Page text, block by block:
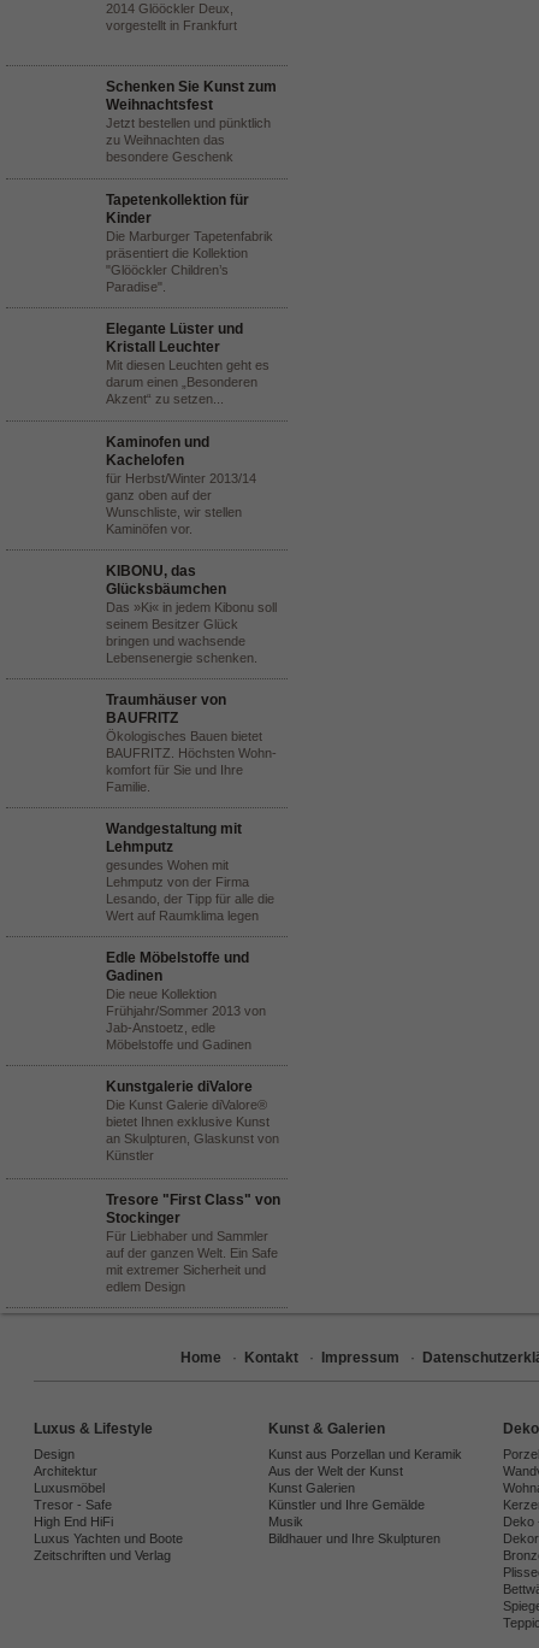
2014 Glööckler Deux,
vorgestellt in Frankfurt
Schenken Sie Kunst zum
Weihnachtsfest
Jetzt bestellen und pünktlich
zu Weihnachten das
besondere Geschenk
Tapetenkollektion für
Kinder
Die Marburger Tapetenfabrik
präsentiert die Kollektion
"Glööckler Children’s
Paradise".
Elegante Lüster und
Kristall Leuchter
Mit diesen Leuchten geht es
darum einen „Besonderen
Akzent“ zu setzen...
Kaminofen und
Kachelofen
für Herbst/Winter 2013/14
ganz oben auf der
Wunschliste, wir stellen
Kaminöfen vor.
KIBONU, das
Glücksbäumchen
Das »Ki« in jedem Kibonu soll
seinem Besitzer Glück
bringen und wachsende
Lebensenergie schenken.
Traumhäuser von
BAUFRITZ
Ökologisches Bauen bietet
BAUFRITZ. Höchsten Wohn-
komfort für Sie und Ihre
Familie.
Wandgestaltung mit
Lehmputz
gesundes Wohen mit
Lehmputz von der Firma
Lesando, der Tipp für alle die
Wert auf Raumklima legen
Edle Möbelstoffe und
Gadinen
Die neue Kollektion
Frühjahr/Sommer 2013 von
Jab-Anstoetz, edle
Möbelstoffe und Gadinen
Kunstgalerie diValore
Die Kunst Galerie diValore®
bietet Ihnen exklusive Kunst
an Skulpturen, Glaskunst von
Künstler
Tresore "First Class" von
Stockinger
Für Liebhaber und Sammler
auf der ganzen Welt. Ein Safe
mit extremer Sicherheit und
edlem Design
Home · Kontakt · Impressum ·
Luxus & Lifestyle
Design
Architektur
Luxusmöbel
Tresor - Safe
High End HiFi
Luxus Yachten und Boote
Zeitschriften und Verlag
Kunst & Galerien
Kunst aus Porzellan und Keramik
Aus der Welt der Kunst
Kunst Galerien
Künstler und Ihre Gemälde
Musik
Bildhauer und Ihre Skulpturen
Deko